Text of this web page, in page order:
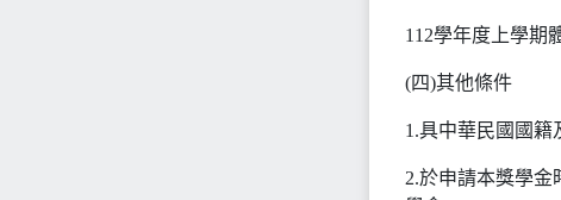
112學年度上學期
(四)其他條件
1.具中華民國國籍
2.於申請本獎學金